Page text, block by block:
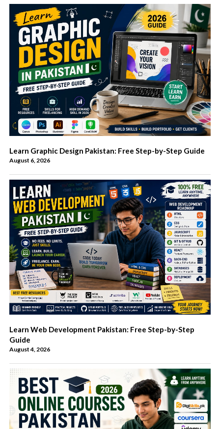
Learn Graphic Design Pakistan: Free Step-by-Step Guide
August 6, 2026
Learn Web Development Pakistan: Free Step-by-Step
Guide
August 4, 2026